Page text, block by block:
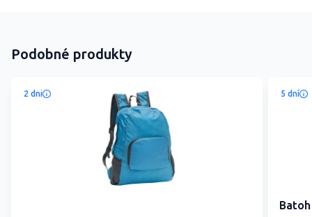
Podobné produkty
2 dni 5 dní